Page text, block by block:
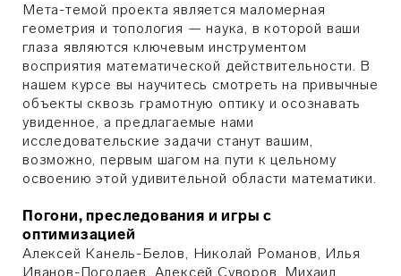
Мета-темой проекта является маломерная
геометрия и топология — наука, в которой ваши
глаза являются ключевым инструментом
восприятия математической действительности. В
нашем курсе вы научитесь смотреть на привычные
объекты сквозь грамотную оптику и осознавать
увиденное, а предлагаемые нами
исследовательские задачи станут вашим,
возможно, первым шагом на пути к цельному
освоению этой удивительной области математики.
Погони, преследования и игры с
оптимизацией
Алексей Канель-Белов, Николай Романов, Илья
Иванов-Погодаев, Алексей Суворов, Михаил